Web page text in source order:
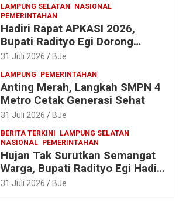
LAMPUNG SELATAN
NASIONAL
PEMERINTAHAN
Hadiri Rapat APKASI 2026,
Bupati Radityo Egi Dorong
Sinergi Pusat-Daerah untuk
Kabupaten
31 Juli 2026 BJe
LAMPUNG PEMERINTAHAN
Anting Merah, Langkah SMPN 4
Metro Cetak Generasi Sehat
31 Juli 2026 BJe
BERITA TERKINI
LAMPUNG SELATAN
NASIONAL
PEMERINTAHAN
Hujan Tak Surutkan Semangat
Warga, Bupati Radityo Egi Hadiri
Tradisi Sedekah Bumi 206
Tahun di Sumur Kumbang
31 Juli 2026 BJe